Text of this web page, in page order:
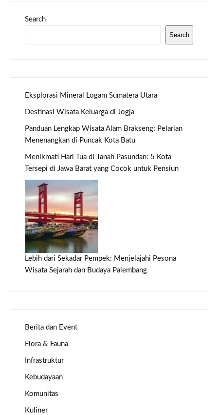
Search
Search
Eksplorasi Mineral Logam Sumatera Utara
Destinasi Wisata Keluarga di Jogja
Panduan Lengkap Wisata Alam Brakseng: Pelarian
Menenangkan di Puncak Kota Batu
Menikmati Hari Tua di Tanah Pasundan: 5 Kota
Tersepi di Jawa Barat yang Cocok untuk Pensiun
Lebih dari Sekadar Pempek: Menjelajahi Pesona
Wisata Sejarah dan Budaya Palembang
Berita dan Event
Flora & Fauna
Infrastruktur
Kebudayaan
Komunitas
Kuliner